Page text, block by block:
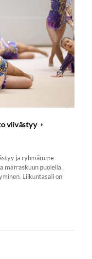
viivästyy
ja ryhmämme
marraskuun puolella.
Liikuntasali on